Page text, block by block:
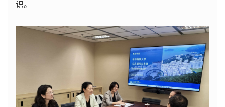
识。